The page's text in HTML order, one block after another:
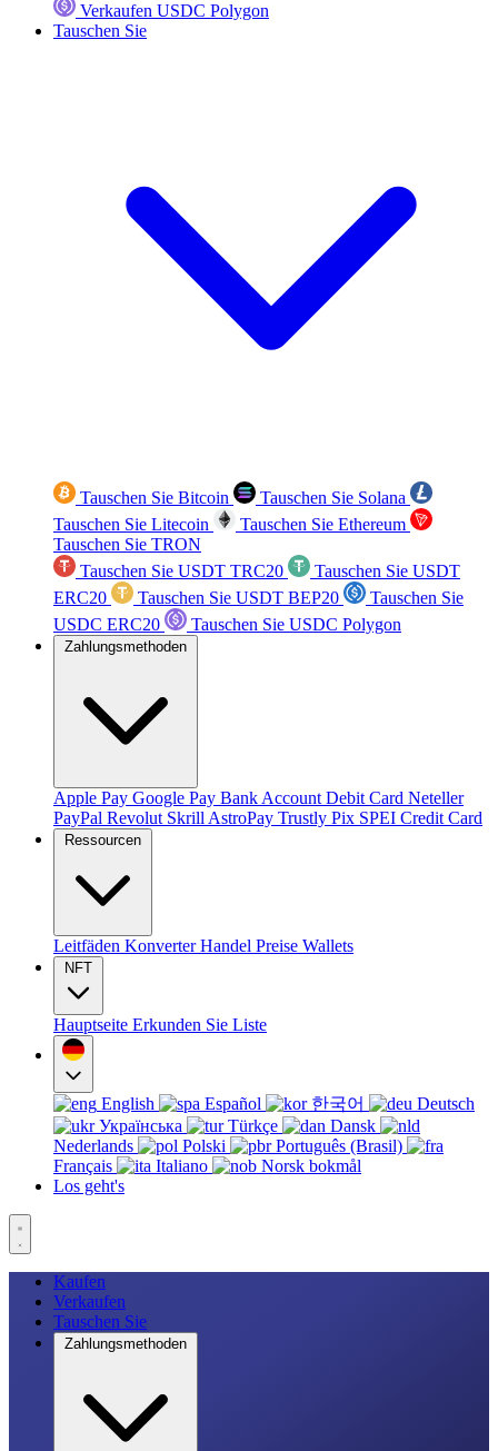
Verkaufen USDC Polygon
Tauschen Sie
Tauschen Sie Bitcoin
Tauschen Sie Solana
Tauschen Sie Litecoin
Tauschen Sie Ethereum
Tauschen Sie TRON
Tauschen Sie USDT TRC20
Tauschen Sie USDT
ERC20
Tauschen Sie USDT BEP20
Tauschen Sie
USDC ERC20
Tauschen Sie USDC Polygon
Zahlungsmethoden
Apple Pay Google Pay Bank Account Debit Card Neteller
PayPal Revolut Skrill AstroPay Trustly Pix SPEI Credit Card
Ressourcen
Leitfäden KonverterHandel Preise Wallets
NFT
Hauptseite Erkunden Sie Liste
English Español 한국어
Deutsch
Українська
Türkçe
Dansk
Nederlands
Polski
Português (Brasil)
Français
Italiano
Norsk bokmål
Los geht's
Kaufen
Verkaufen
Tauschen Sie
Zahlungsmethoden